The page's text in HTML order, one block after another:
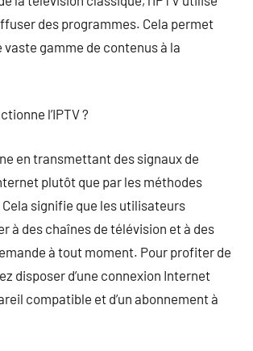
des programmes. Cela permet
vaste gamme de contenus à la
l’IPTV ?
en transmettant des signaux de
plutôt que par les méthodes
signifie que les utilisateurs
à des chaînes de télévision et à des
à tout moment. Pour profiter de
disposer d’une connexion Internet
compatible et d’un abonnement à